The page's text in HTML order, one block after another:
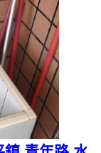
會產生鐵鏽跟
地下水含有氧
的水會跟石油
面有銅的物
...